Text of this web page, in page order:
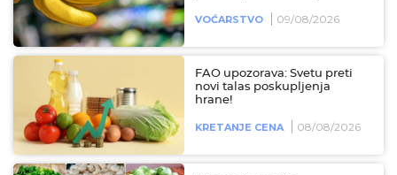
VOĆARSTVO 09/08/2026
FAO upozorava: Svetu preti
novi talas poskupljenja
hrane!
KRETANJE CENA 08/08/2026